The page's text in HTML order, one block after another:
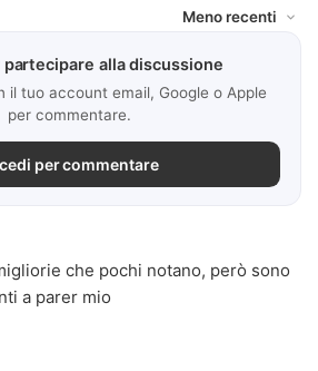
alla discussione
il tuo account email, Google o Apple
per commentare.
per commentare
che pochi notano, però sono
a parer mio